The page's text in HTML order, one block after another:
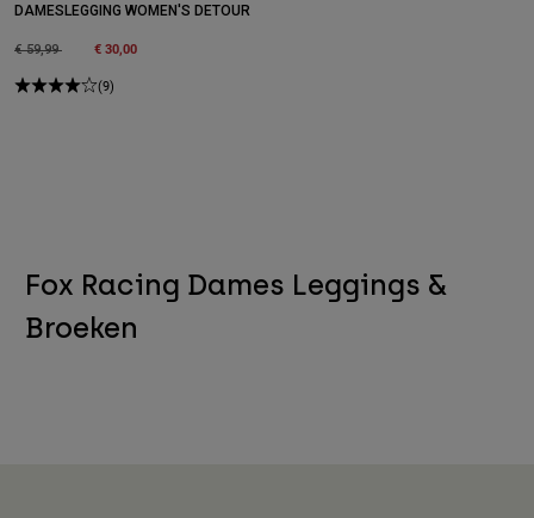
DAMESLEGGING WOMEN'S DETOUR
Price reduced from
€ 59,99to € 30,00
(9)
Fox Racing Dames Leggings &
Broeken